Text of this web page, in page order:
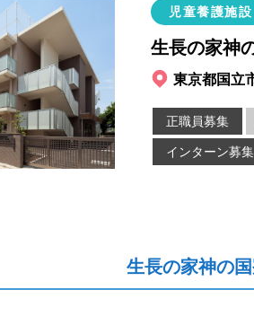
児童養護施設
生長の家神
東京都国立
正職員募集
インターン募集
生長の家神の